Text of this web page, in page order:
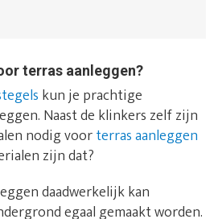
terras aanleggen?
kun je prachtige
Naast de klinkers zelf zijn
nodig voorterras aanleggen
zijn dat?
daadwerkelijk kan
egaal gemaakt worden.